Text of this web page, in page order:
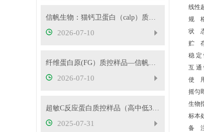
信帆生物：猫钙卫蛋白（calp）质控样品产品应用
2026-07-10
纤维蛋白原(FG）质控样品—信帆供应
2026-07-10
超敏C反应蛋白质控样品（高中低3个浓度）
2025-07-31
线性
规
状
贮
稳 定
互 通
使 用
摇匀
生物
标本
备 注